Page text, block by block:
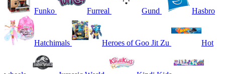
Funko Furreal Gund Hasbro
Hatchimals Heroes of Goo Jit Zu Hot